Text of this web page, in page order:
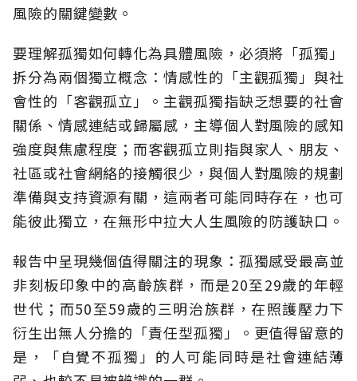
風險的關鍵變數。
要理解孤獨如何轉化為具體風險，必須將「孤獨」
拆分為兩個獨立概念：情感性的「主觀孤獨」與社
會性的「客觀孤立」。主觀孤獨指缺乏想要的社會
關係、情感連結或歸屬感，主導個人對風險的感知
強度與焦慮程度；而客觀孤立則指與家人、朋友、
社區或社會網絡的接觸很少，與個人對風險的規劃
準備與支持資源有關，這兩者可能同時存在，也可
能彼此獨立，在無形中拉大人生風險的防護缺口。
報告中呈現幾個值得關注的現象：孤獨感受最高並
非刻板印象中的高齡族群，而是20至29歲的年輕
世代；而50至59歲的三明治族群，在照護壓力下
衍生出無人分擔的「責任型孤獨」。更值得留意的
是，「自覺不孤獨」的人可能同時是社會連結薄